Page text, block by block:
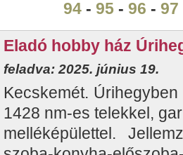
94 - 95 - 96 - 97
Eladó hobby ház
feladva: 2025. június 19.
Kecskemét.
1428 nm-es telekkel,
melléképülettel.